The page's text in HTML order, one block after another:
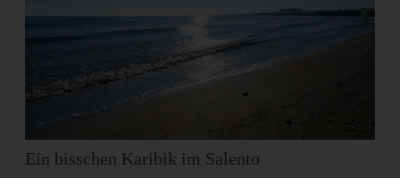
Ein bisschen Karibik im Salento